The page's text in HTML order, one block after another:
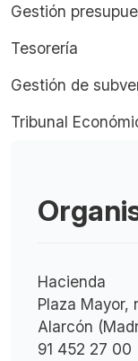
Gestión
Tesorería
Gestión de
Tribunal
Hacienda
Plaza Mayor,
Alarcón
91 452 27 00